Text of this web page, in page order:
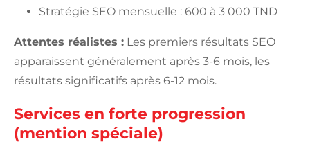
Stratégie SEO mensuelle : 600 à 3 000 TND
Attentes réalistes : Les premiers résultats SEO
apparaissent généralement après 3-6 mois, les
résultats significatifs après 6-12 mois.
Services en forte progression
(mention spéciale)